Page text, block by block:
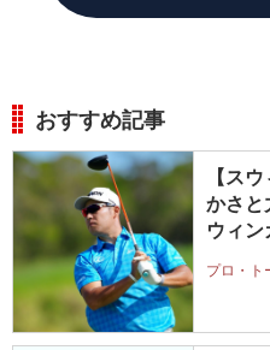
おすすめ記事
【ス
かさと
ウィン
プロ・ト